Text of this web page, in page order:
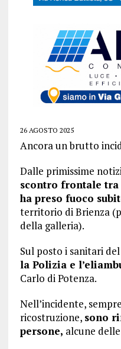
26 AGOSTO 2025
Ancora un brutto
Dalle primissime
scontro frontale tra
ha preso fuoco
territorio di Brienza
della galleria).
Sul posto i sanitari del
la Polizia e
Carlo di Potenza.
Nell’incidente,
ricostruzione, sono
persone, alcune